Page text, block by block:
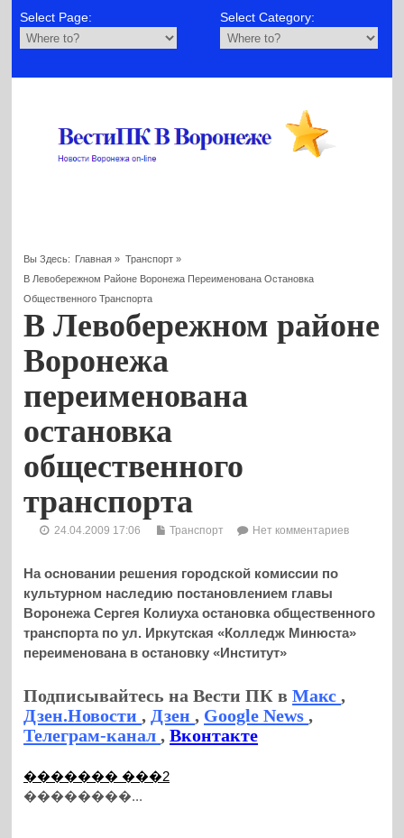
Select Page: Select Category:
Вы Здесь: Главная » Транспорт»
В Левобережном Районе Воронежа Переименована Остановка
Общественного Транспорта
В Левобережном районе
Воронежа
переименована
остановка
общественного
транспорта
24.04.2009 17:06 Транспорт Нет комментариев
На основании решения городской комиссии по
культурном наследию постановлением главы
Воронежа Сергея Колиуха остановка общественного
транспорта по ул. Иркутская «Колледж Минюста»
переименована в остановку «Институт»
Подписывайтесь на Вести ПК вМакс,
Дзен.Новости, Дзен, Google News,
Телеграм-канал,Вконтакте
������� ���2
��������...